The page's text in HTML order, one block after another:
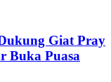
Giat Pray
Buka Puasa